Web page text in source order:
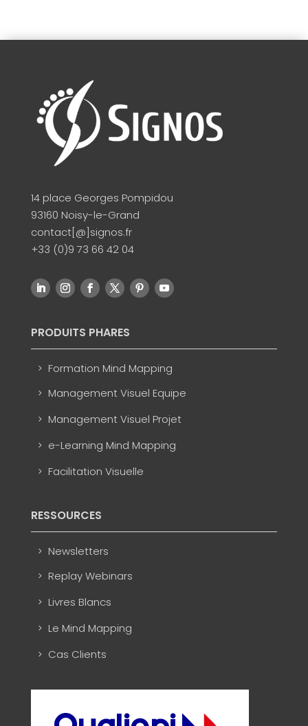
14 place Georges Pompidou
93160 Noisy-le-Grand
contact[@]signos.fr
+33 (0)9 73 66 42 04
PRODUITS PHARES
Formation Mind Mapping
Management Visuel Equipe
Management Visuel Projet
e-Learning Mind Mapping
Facilitation Visuelle
RESSOURCES
Newsletters
Replay Webinars
Livres Blancs
Le Mind Mapping
Cas Clients